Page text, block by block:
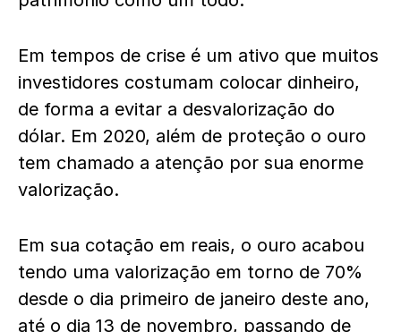
Em tempos de crise é um ativo que muitos
investidores costumam colocar dinheiro,
de forma a evitar a desvalorização do
dólar. Em 2020, além de proteção o ouro
tem chamado a atenção por sua enorme
valorização.
Em sua cotação em reais, o ouro acabou
tendo uma valorização em torno de 70%
desde o dia primeiro de janeiro deste ano,
até o dia 13 de novembro, passando de